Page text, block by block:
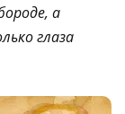
а
глаза